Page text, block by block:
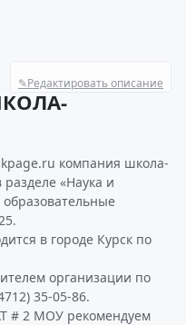
✎Редактировать описание
компания школа-
«Наука и
в городе Курск по
организации по
35-05-86.
# 2 МОУ рекомендуем